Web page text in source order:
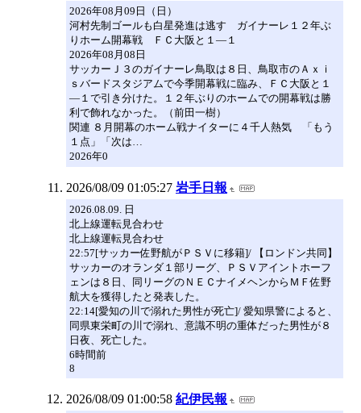
2026年08月09日（日）
河村先制ゴールも白星発進は逃す ガイナーレ１２年ぶ
りホーム開幕戦 ＦＣ大阪と１―１
2026年08月08日
サッカーＪ３のガイナーレ鳥取は８日、鳥取市のＡｘｉ
ｓバードスタジアムで今季開幕戦に臨み、ＦＣ大阪と１
―１で引き分けた。１２年ぶりのホームでの開幕戦は勝
利で飾れなかった。（前田一樹）
関連 ８月開幕のホーム戦ナイターに４千人熱気 「もう
１点」「次は…
2026年0
2026/08/09 01:05:27 岩手日報
2026.08.09. 日
北上線運転見合わせ
北上線運転見合わせ
22:57[サッカー佐野航がＰＳＶに移籍]/ 【ロンドン共同】
サッカーのオランダ１部リーグ、ＰＳＶアイントホーフ
ェンは８日、同リーグのＮＥＣナイメヘンからＭＦ佐野
航大を獲得したと発表した。
22:14[愛知の川で溺れた男性が死亡]/ 愛知県警によると、
同県東栄町の川で溺れ、意識不明の重体だった男性が８
日夜、死亡した。
6時間前
8
2026/08/09 01:00:58 紀伊民報